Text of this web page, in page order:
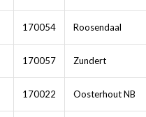
170054 Roosendaal
170057 Zundert
170022 Oosterhout NB